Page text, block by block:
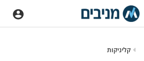
קליניקות